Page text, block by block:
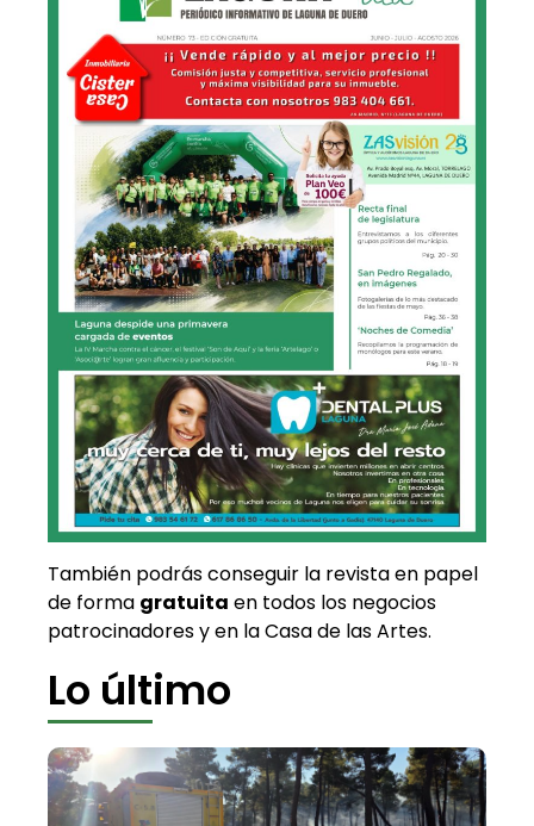
También podrás conseguir la revista en papel
de forma gratuita en todos los negocios
patrocinadores y en la Casa de las Artes.
Lo último